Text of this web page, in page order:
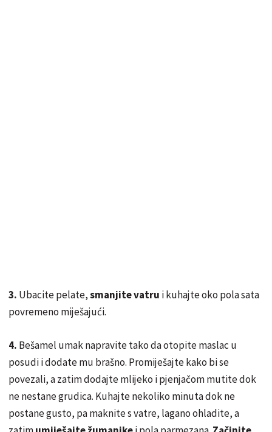
3. Ubacite pelate,smanjite vatru i kuhajte oko pola sata
povremeno miješajući.
4. Bešamel umak napravite tako da otopite maslac u
posudi i dodate mu brašno. Promiješajte kako bi se
povezali, a zatim dodajte mlijeko i pjenjačom mutite dok
ne nestane grudica. Kuhajte nekoliko minuta dok ne
postane gusto, pa maknite s vatre, lagano ohladite, a